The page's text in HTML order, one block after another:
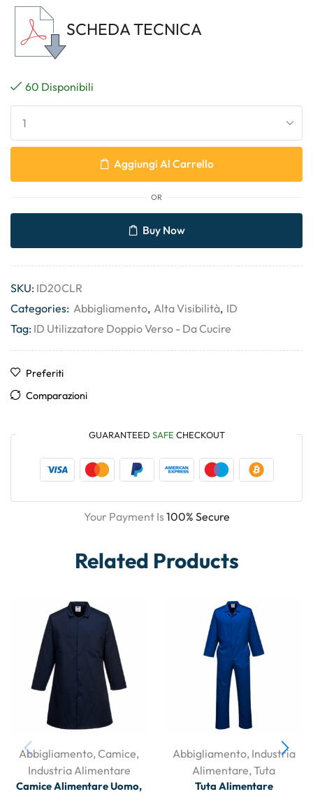
SCHEDA TECNICA
60 Disponibili
Aggiungi Al Carrello
OR
Buy Now
SKU: ID20CLR
Categories: Abbigliamento, Alta Visibilità, ID
Tag: ID Utilizzatore Doppio Verso - Da Cucire
Preferiti
Comparazioni
GUARANTEED SAFE CHECKOUT
Your Payment Is100% Secure
Related Products
Abbigliamento,Camice,
Industria Alimentare
Camice Alimentare Uomo,
Abbigliamento, Industria
Alimentare,Tuta
Tuta Alimentare